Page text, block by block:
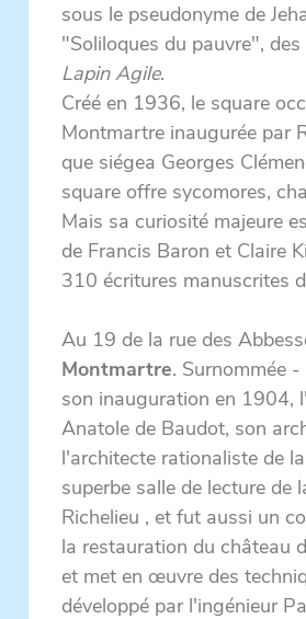
sous le pseudonyme de
"Soliloques du pauvre",
Lapin Agile.
Créé en 1936, le square
Montmartre inaugurée par
que siégea Georges
square offre sycomores,
Mais sa curiosité majeure
de Francis Baron et Claire
310 écritures manuscrites
Au 19 de la rue des
Montmartre. Surnommée
son inauguration en 1904,
Anatole de Baudot, son
l'architecte rationaliste de
superbe salle de lecture de
Richelieu , et fut aussi un
la restauration du château
et met en œuvre des
développé par l'ingénieur